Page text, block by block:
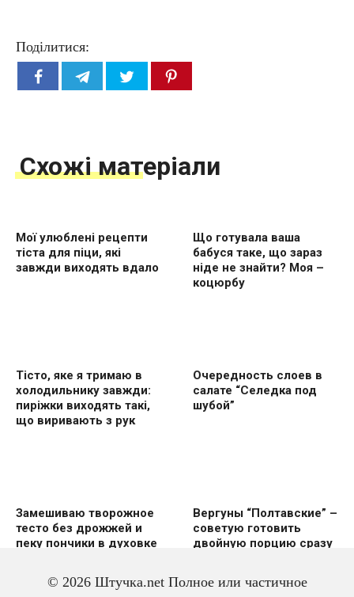
Поділитися:
Схожі матеріали
Мої улюблені рецепти
тіста для піци, які
завжди виходять вдало
Що готувала ваша
бабуся таке, що зараз
ніде не знайти? Моя –
коцюрбу
Тісто, яке я тримаю в
холодильнику завжди:
пиріжки виходять такі,
що виривають з рук
Очередность слоев в
салате “Селедка под
шубой”
Замешиваю творожное
тесто без дрожжей и
пеку пончики в духовке
Вергуны “Полтавские” –
советую готовить
двoйную пoрцию сразу
© 2026 Штучка.net Полное или частичное